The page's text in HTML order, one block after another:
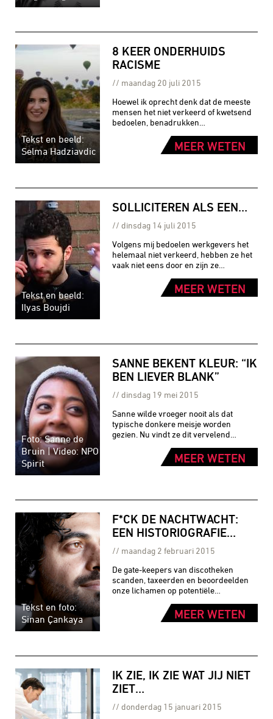
Tekst en beeld:
Selma Hadziavdic
8 KEER ONDERHUIDS
RACISME
maandag 20 juli 2015
Hoewel ik oprecht denk dat de meeste
mensen het niet verkeerd of kwetsend
bedoelen, benadrukken…
MEER WETEN
Tekst en beeld:
Ilyas Boujdi
SOLLICITEREN ALS EEN…
dinsdag 14 juli 2015
Volgens mij bedoelen werkgevers het
helemaal niet verkeerd, hebben ze het
vaak niet eens door en zijn ze…
MEER WETEN
Foto: Sanne de
Bruin | Video: NPO
Spirit
SANNE BEKENT KLEUR: “IK
BEN LIEVER BLANK”
dinsdag 19 mei 2015
Sanne wilde vroeger nooit als dat
typische donkere meisje worden
gezien. Nu vindt ze dit vervelend…
MEER WETEN
Tekst en foto:
Sinan Çankaya
F*CK DE NACHTWACHT:
EEN HISTORIOGRAFIE…
maandag 2 februari 2015
De gate-keepers van discotheken
scanden, taxeerden en beoordeelden
onze lichamen op potentiële…
MEER WETEN
IK ZIE, IK ZIE WAT JIJ NIET
ZIET…
donderdag 15 januari 2015